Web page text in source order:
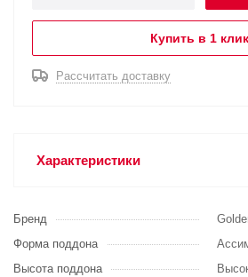
Купить в 1 клик
Рассчитать доставку
Характеристики
Бренд
Форма поддона
Высота поддона